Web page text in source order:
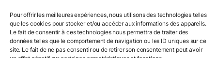
Pour offrir les meilleures expériences, nous utilisons des technologies telles
que les cookies pour stocker et/ou accéder aux informations des appareils.
Le fait de consentir à ces technologies nous permettra de traiter des
données telles que le comportement de navigation ou les ID uniques sur ce
site. Le fait de ne pas consentir ou de retirer son consentement peut avoir